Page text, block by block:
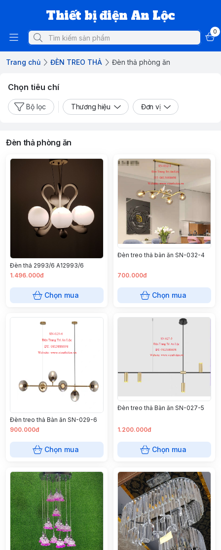
Thiết bị điện An Lộc
0
Trang chủ ĐÈN TREO THẢ Đèn thả phòng ăn
Chọn tiêu chí
Bộ lọc Thương hiệu Đơn vị
Đèn thả phòng ăn
Đèn thả 2993/6 A12993/6
1.496.000đ
Chọn mua
Đèn treo thả bàn ăn SN-032-4
700.000đ
Chọn mua
Đèn treo thả Bàn ăn SN-029-6
900.000đ
Chọn mua
Đèn treo thả Bàn ăn SN-027-5
1.200.000đ
Chọn mua